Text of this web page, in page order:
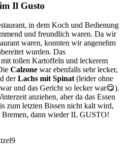
Il Gusto
in dem Koch und Bedienung
und freundlich waren. Da wir
waren, konnten wir angenehm
wurden. Das
mit tollen Kartoffeln und leckerem
Calzone war ebenfalls sehr lecker,
derLachs mit Spinat (leider ohne
und das Gericht so lecker war😋).
anziehen, aber da das Essen
zum letzten Bissen nicht kalt wird,
Bremen, dann wieder IL GUSTO!
9